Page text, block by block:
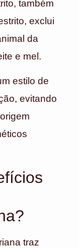
também
exclui
da
e mel.
estilo de
evitando
traz